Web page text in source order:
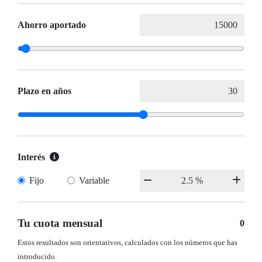
Ahorro aportado
Plazo en años
Interés
Fijo Variable
Tu cuota mensual 0
Estos resultados son orientativos, calculados con los números que has
introducido.